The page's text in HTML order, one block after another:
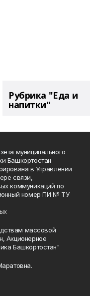
Рубрика "Еда и
напитки"
муниципального
Башкортостан
в Управлении
связи,
коммуникаций по
номер ПИ № ТУ
массовой
Акционерное
Башкортостан"